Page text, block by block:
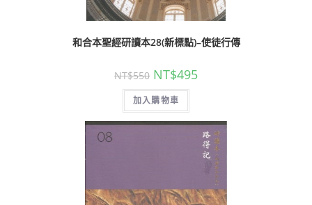
和合本聖經研讀本28(新標點)–使徒行傳
NT$550 NT$495
加入購物車